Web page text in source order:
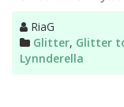
Kirjoittaja
RiaG
Kategoriat
Glitter, Glitter
Lynnderella